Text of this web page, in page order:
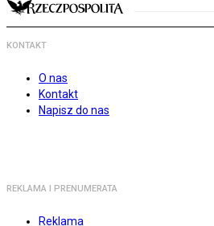
KONTAKT
O nas
Kontakt
Napisz do nas
REKLAMA I PRENUMERATA
Reklama